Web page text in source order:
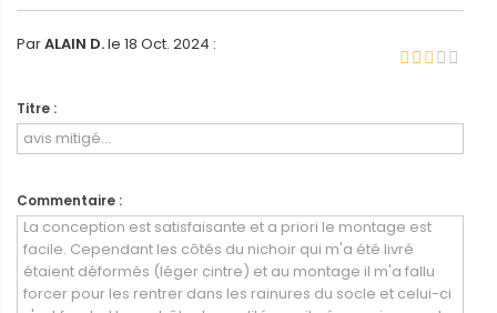
ParALAIN D.le 18 Oct. 2024 :
Titre :
Commentaire :